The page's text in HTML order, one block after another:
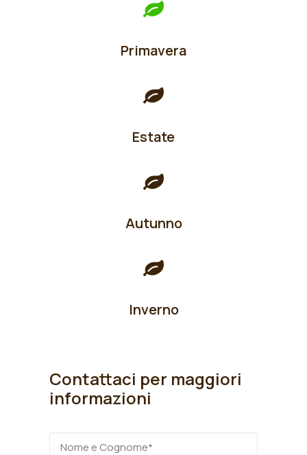
Primavera
Estate
Autunno
Inverno
Contattaci per maggiori
informazioni